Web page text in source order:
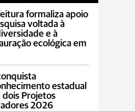
formaliza apoio
voltada à
e à
ecológica em
estadual
dois Projetos
2026